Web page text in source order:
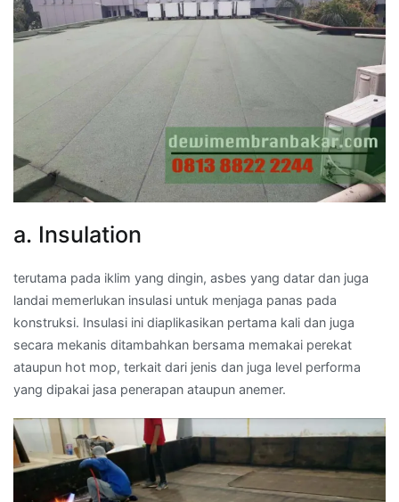
a. Insulation
terutama pada iklim yang dingin, asbes yang datar dan juga
landai memerlukan insulasi untuk menjaga panas pada
konstruksi. Insulasi ini diaplikasikan pertama kali dan juga
secara mekanis ditambahkan bersama memakai perekat
ataupun hot mop, terkait dari jenis dan juga level performa
yang dipakai jasa penerapan ataupun anemer.